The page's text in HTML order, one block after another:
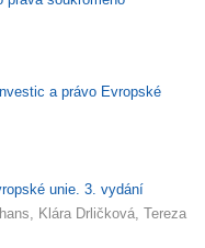
a právo Evropské
unie. 3. vydání
Klára Drličková, Tereza